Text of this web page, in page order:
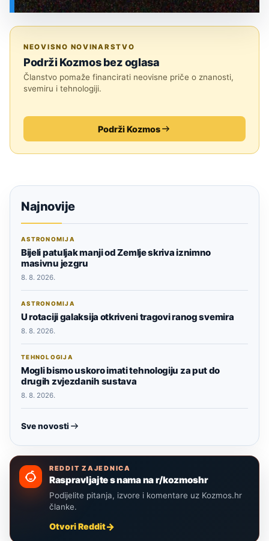
NEOVISNO NOVINARSTVO
Podrži Kozmos bez oglasa
Članstvo pomaže financirati neovisne priče o znanosti,
svemiru i tehnologiji.
Podrži Kozmos
Najnovije
ASTRONOMIJA
Bijeli patuljak manji od Zemlje skriva iznimno
masivnu jezgru
8. 8. 2026.
ASTRONOMIJA
U rotaciji galaksija otkriveni tragovi ranog svemira
8. 8. 2026.
TEHNOLOGIJA
Mogli bismo uskoro imati tehnologiju za put do
drugih zvjezdanih sustava
8. 8. 2026.
Sve novosti
REDDIT ZAJEDNICA
Raspravljajte s nama na r/kozmoshr
Podijelite pitanja, izvore i komentare uz Kozmos.hr
članke.
Otvori Reddit